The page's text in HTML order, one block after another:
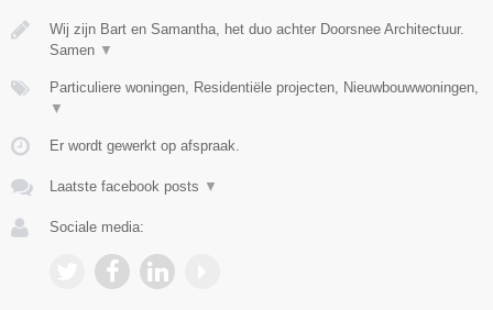
Wij zijn Bart en Samantha, het duo achter Doorsnee Architectuur.
Samen ▼
Particuliere woningen, Residentiële projecten, Nieuwbouwwoningen,
▼
Er wordt gewerkt op afspraak.
Laatste facebook posts ▼
Sociale media: